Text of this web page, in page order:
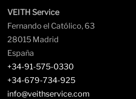
VEITH Service
Fernando el Católico, 63
28015 Madrid
España
+34-91-575-0330
+34-679-734-925
info@veithservice.com